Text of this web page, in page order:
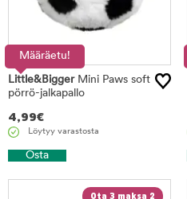
Määräetu!
Little&BiggerMini Paws soft
pörrö-jalkapallo
4,99€
Löytyy varastosta
Osta
Ota 3 maksa 2